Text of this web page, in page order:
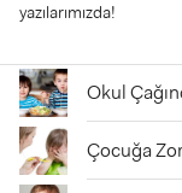
yazılarımızda!
Okul
Çocuğa